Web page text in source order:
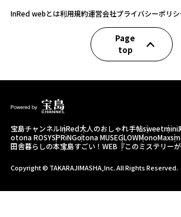
InRed webとは利用規約運営会社プライバシーポリシ
Page
top
宝島チャンネルInRed大人のおしゃれ手帖sweetmini
otona ROSYSPRiNGotona MUSEGLOWMonoMax
田舎暮らしの本宝島すごい！WEB 『このミステリー
Copyright © TAKARAJIMASHA,Inc. All Rights Reserved.